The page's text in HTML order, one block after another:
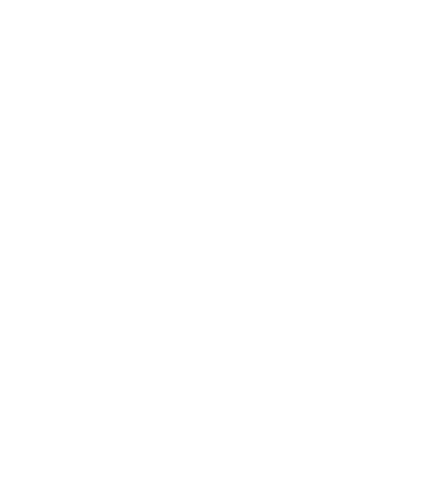
ist, kann auch ohne eigene Messungen
auch üblich, muss so das Experiment nur
mit den spannenden Fragestellungen der
vernetzen sich in alle Welt über
Zusammenarbeit abläuft und wie
Unterschiede hinweg funktioniert. „Die
an diesem Tag wie in einer
die Chance haben, wie ein
Astroteilchen-Projekte für Jugendliche bei